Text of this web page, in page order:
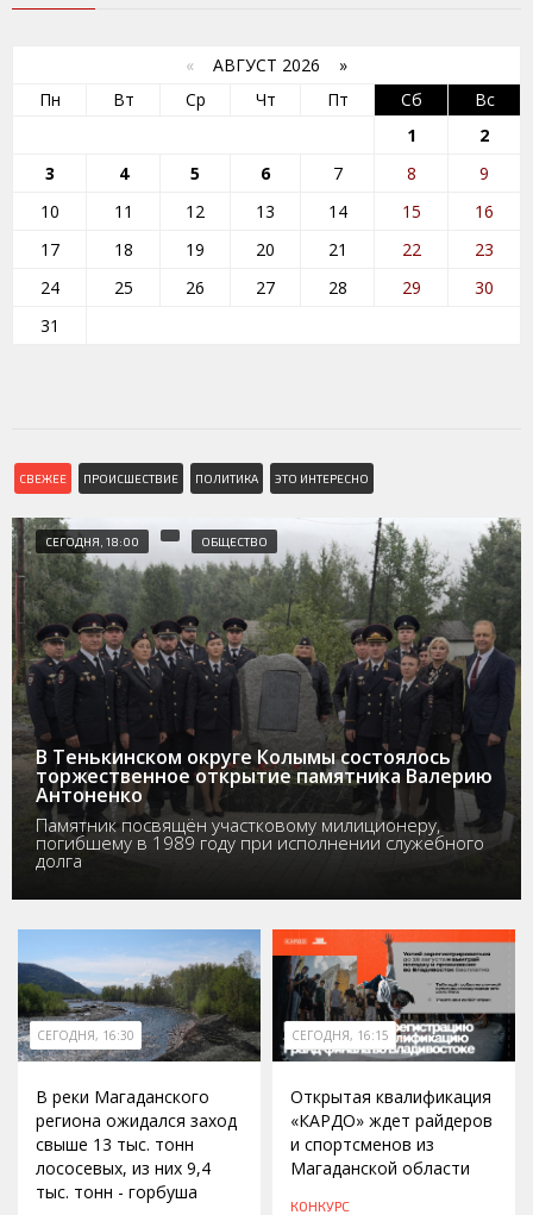
« АВГУСТ 2026 »
Пн
Вт Ср Чт Пт Сб
Вс
1
2
3
4 5 6 7 8
9
10
11 12 13 14 15
16
17
18 19 20 21 22
23
24
25 26 27 28 29
30
31
СВЕЖЕЕ ПРОИСШЕСТВИЕ ПОЛИТИКА ЭТО ИНТЕРЕСНО
СЕГОДНЯ, 18:00 ОБЩЕСТВО
В Тенькинском округе Колымы состоялось
торжественное открытие памятника Валерию
Антоненко
Памятник посвящён участковому милиционеру,
погибшему в 1989 году при исполнении служебного
долга
СЕГОДНЯ, 16:30
В реки Магаданского
региона ожидался заход
свыше 13 тыс. тонн
лососевых, из них 9,4
тыс. тонн - горбуша
СЕГОДНЯ, 16:15
Открытая квалификация
«КАРДО» ждет райдеров
и спортсменов из
Магаданской области
КОНКУРС